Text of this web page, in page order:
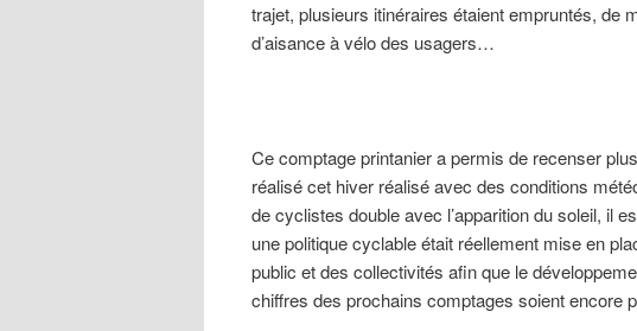
trajet, plusieurs itinéraires étaient empruntés, de
d’aisance à vélo des usagers…
Ce comptage printanier a permis de recenser
réalisé cet hiver réalisé avec des conditions
de cyclistes double avec l’apparition du soleil, il
une politique cyclable était réellement mise en
public et des collectivités afin que le
chiffres des prochains comptages soient encore